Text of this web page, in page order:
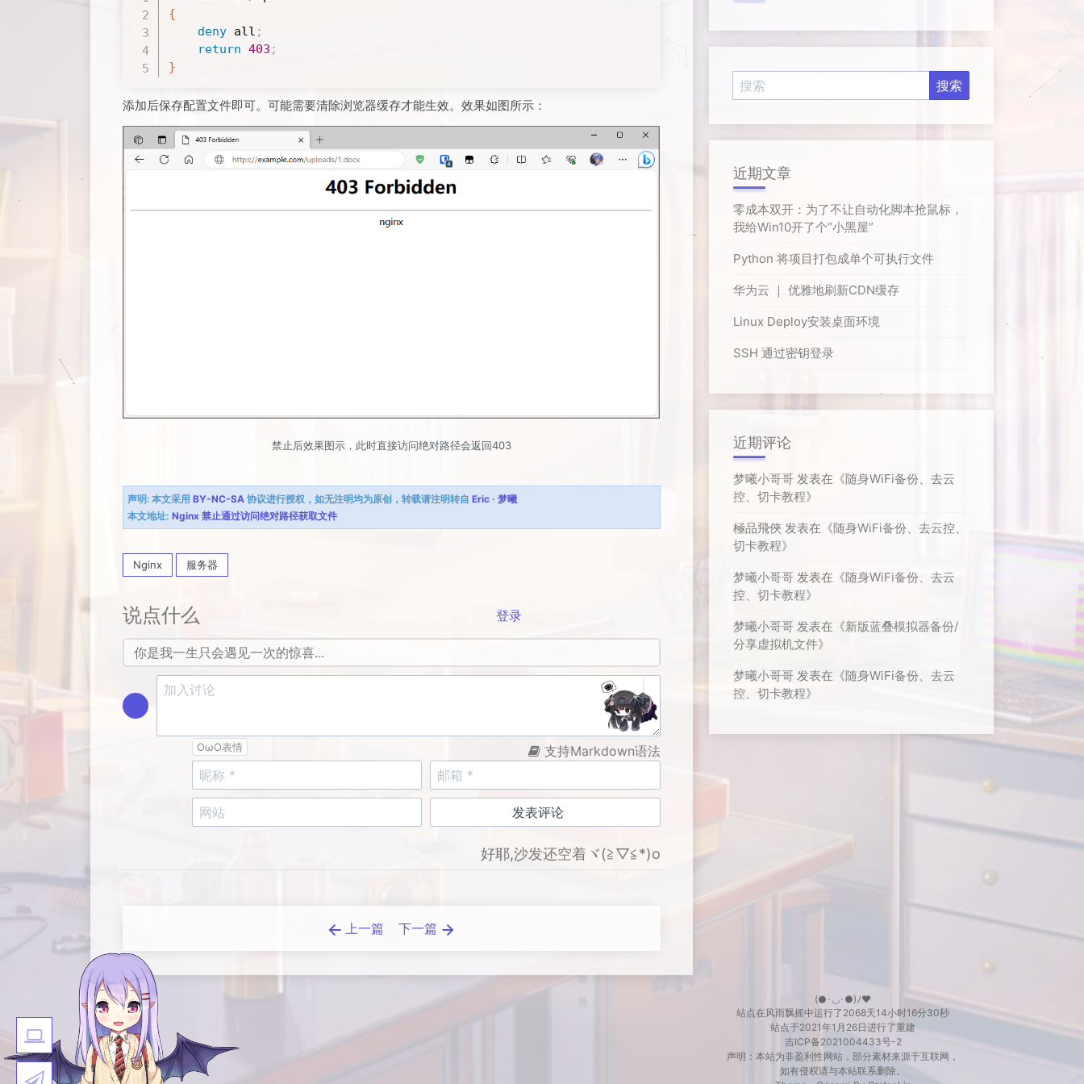
{
deny all ;
return 403 ;
}
添加后保存配置文件即可。可能需要清除浏览器缓存才能生效。效果如图所示：
禁止后效果图示，此时直接访问绝对路径会返回403
声明: 本文采用 BY-NC-SA 协议进行授权，如无注明均为原创，转载请注明转自 Eric · 梦曦
本文地址: Nginx 禁止通过访问绝对路径获取文件
Nginx 服务器
说点什么 登录
你是我一生只会遇见一次的惊喜...
OωO表情 支持Markdown语法
好耶,沙发还空着ヾ(≧▽≦*)o
Loading...
上一篇 下一篇
近期文章
零成本双开：为了不让自动化脚本抢鼠标，
我给Win10开了个“小黑屋”
Python 将项目打包成单个可执行文件
华为云 ｜ 优雅地刷新CDN缓存
Linux Deploy安装桌面环境
SSH 通过密钥登录
近期评论
梦曦小哥哥发表在《随身WiFi备份、去云
控、切卡教程》
極品飛俠 发表在《随身WiFi备份、去云控、
切卡教程》
梦曦小哥哥发表在《随身WiFi备份、去云
控、切卡教程》
梦曦小哥哥发表在《新版蓝叠模拟器备份/
分享虚拟机文件》
梦曦小哥哥发表在《随身WiFi备份、去云
控、切卡教程》
(●･◡･●)ﾉ♥
站点在风雨飘摇中运行了2068天14小时16分31秒
站点于2021年1月26日进行了重建
吉ICP备2021004433号-2
声明：本站为非盈利性网站，部分素材来源于互联网，
如有侵权请与本站联系删除。